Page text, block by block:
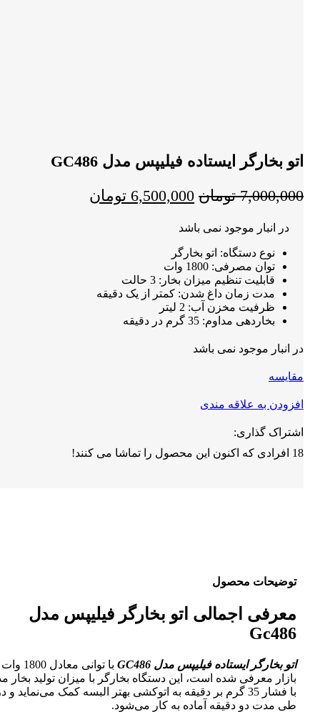
اتو بخارگر ایستاده فیلیپس مدل GC486
7,000,000 تومان قیمت
بود.
6,500,000 تومان
در انبار موجود نمی باشد
نوع دستگاه: اتو بخارگر
توان مصرفی: 1800 وات
قابلیت تنظیم میزان بخار: 3 حالت
مدت زمان داغ شدن: کمتر از یک دقیقه
ظرفیت مخزن آب: 2 لیتر
بخاردهی مداوم: 35 گرم در دقیقه
در انبار موجود نمی باشد
مقايسه
افزودن به علاقه مندی
اشتراک گذاری:
18 افرادی که اکنون این محصول را تماشا می کنند!
توضیحات محصول
معرفی اجمالی اتو بخارگر فیلیپس مدل
Gc486
اتو بخارگر ایستاده فیلیپس مدل GC486
با توانی معادل
بازار معرفی شده است، این دستگاه بخارگر با میزان تولید بخار
با فشار 35 گرم بر دقیقه به اتوکشی بهتر البسه کمک می‌نماید و
طی مدت دو دقیقه آماده به کار می‌شود.